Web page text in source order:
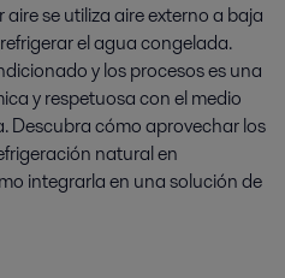
se utiliza aire externo a baja
el agua congelada.
y los procesos es una
y respetuosa con el medio
Descubra cómo aprovechar los
natural en
integrarla en una solución de